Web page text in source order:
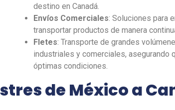
destino en Canadá.
Envíos Comerciales: Soluciones para
transportar productos de manera
Fletes: Transporte de grandes
industriales y comerciales, asegurando
óptimas condiciones.
de México a